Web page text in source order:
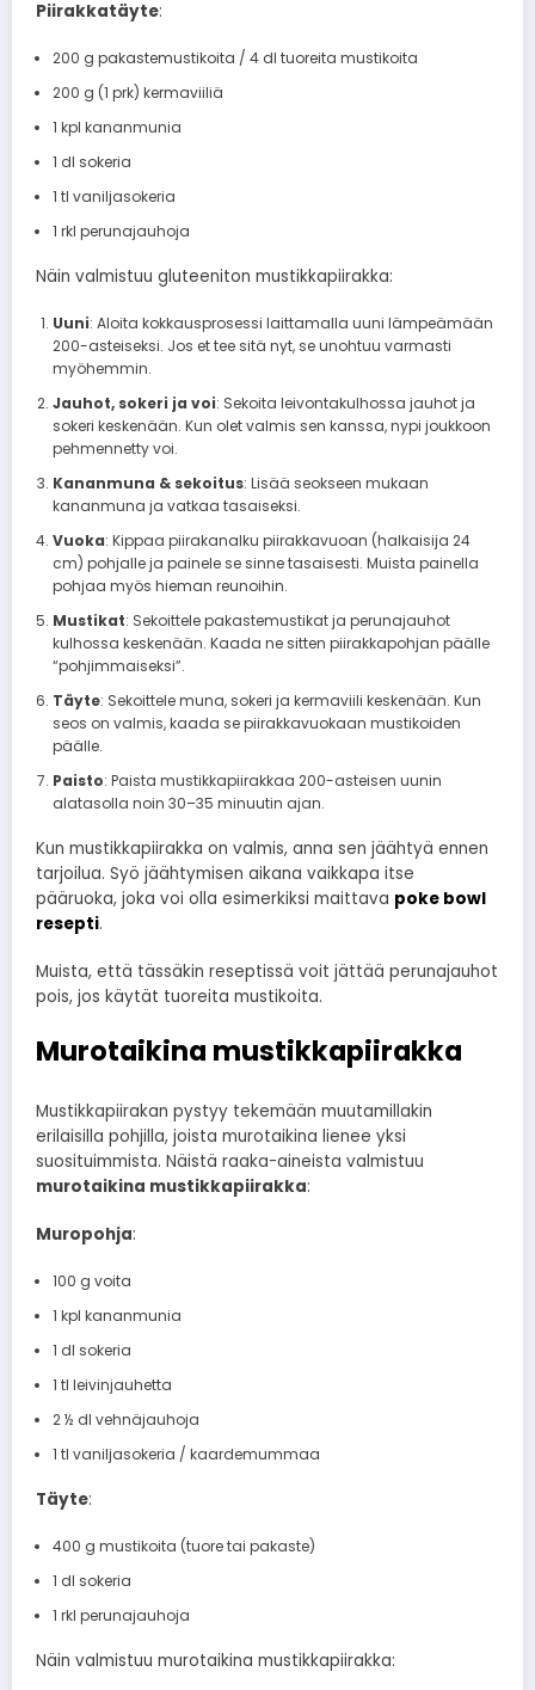
Piirakkatäyte:
200 g pakastemustikoita / 4 dl tuoreita mustikoita
200 g (1 prk) kermaviiliä
1 kpl kananmunia
1 dl sokeria
1 tl vaniljasokeria
1 rkl perunajauhoja
Näin valmistuu gluteeniton mustikkapiirakka:
Uuni: Aloita kokkausprosessi laittamalla uuni lämpeämään
200-asteiseksi. Jos et tee sitä nyt, se unohtuu varmasti
myöhemmin.
Jauhot, sokeri ja voi: Sekoita leivontakulhossa jauhot ja
sokeri keskenään. Kun olet valmis sen kanssa, nypi joukkoon
pehmennetty voi.
Kananmuna & sekoitus: Lisää seokseen mukaan
kananmuna ja vatkaa tasaiseksi.
Vuoka: Kippaa piirakanalku piirakkavuoan (halkaisija 24
cm) pohjalle ja painele se sinne tasaisesti. Muista painella
pohjaa myös hieman reunoihin.
Mustikat: Sekoittele pakastemustikat ja perunajauhot
kulhossa keskenään. Kaada ne sitten piirakkapohjan päälle
“pohjimmaiseksi”.
Täyte: Sekoittele muna, sokeri ja kermaviili keskenään. Kun
seos on valmis, kaada se piirakkavuokaan mustikoiden
päälle.
Paisto: Paista mustikkapiirakkaa 200-asteisen uunin
alatasolla noin 30–35 minuutin ajan.
Kun mustikkapiirakka on valmis, anna sen jäähtyä ennen
tarjoilua. Syö jäähtymisen aikana vaikkapa itse
pääruoka, joka voi olla esimerkiksi maittava poke bowl
resepti.
Muista, että tässäkin reseptissä voit jättää perunajauhot
pois, jos käytät tuoreita mustikoita.
Murotaikina mustikkapiirakka
Mustikkapiirakan pystyy tekemään muutamillakin
erilaisilla pohjilla, joista murotaikina lienee yksi
suosituimmista. Näistä raaka-aineista valmistuu
murotaikina mustikkapiirakka:
Muropohja:
100 g voita
1 kpl kananmunia
1 dl sokeria
1 tl leivinjauhetta
2 ½ dl vehnäjauhoja
1 tl vaniljasokeria / kaardemummaa
Täyte:
400 g mustikoita (tuore tai pakaste)
1 dl sokeria
1 rkl perunajauhoja
Näin valmistuu murotaikina mustikkapiirakka: